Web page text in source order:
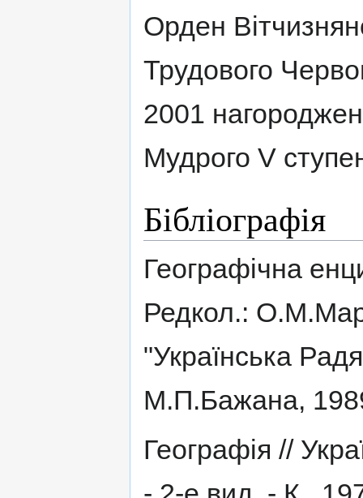
Орден
Трудового
2001
Мудрого V
Бібліографія
Географічна
Редкол.:
"Українська
М.П.Бажана,
Географія //